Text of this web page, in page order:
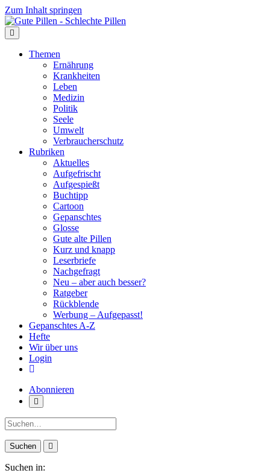
Zum Inhalt springen
Themen
Ernährung
Krankheiten
Leben
Medizin
Politik
Seele
Umwelt
Verbraucherschutz
Rubriken
Aktuelles
Aufgefrischt
Aufgespießt
Buchtipp
Cartoon
Gepanschtes
Glosse
Gute alte Pillen
Kurz und knapp
Leserbriefe
Nachgefragt
Neu – aber auch besser?
Ratgeber
Rückblende
Werbung – Aufgepasst!
Gepanschtes A-Z
Hefte
Wir über uns
Login
Abonnieren
Suche:
Suchen in: